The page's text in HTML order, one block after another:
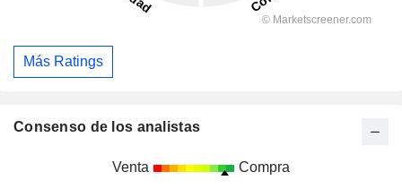
Más Ratings
Consenso de los analistas
Venta Compra